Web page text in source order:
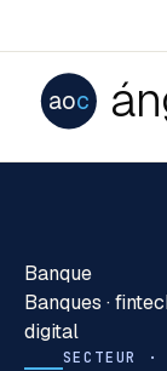
aoc
Banque
Banques ·
digital
SECTEUR